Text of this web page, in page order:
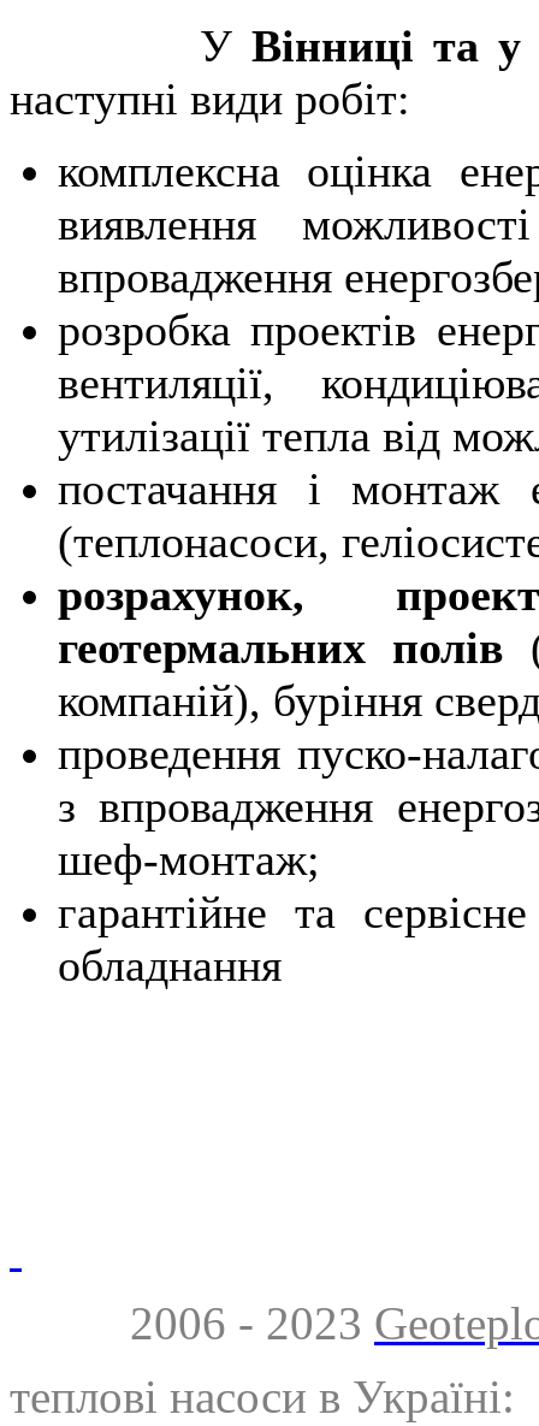
У Вінниці та у
наступні види робіт:
комплексна оцінка
виявлення
впровадження
розробка проектів
вентиляції,
утилізації тепла від
постачання і монтаж
(теплонасоси,
розрахунок,
геотермальних полів
компаній), буріння
проведення пуско-
з впровадження
шеф-монтаж;
гарантійне та
обладнання
2006 - 2023
теплові насоси в Україні: